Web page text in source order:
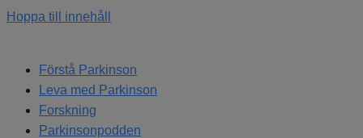
Hoppa till innehåll
Förstå Parkinson
Leva med Parkinson
Forskning
Parkinsonpodden